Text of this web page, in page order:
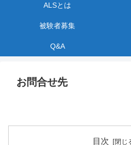
ALSとは
被験者募集
Q&A
お問合せ先
目次